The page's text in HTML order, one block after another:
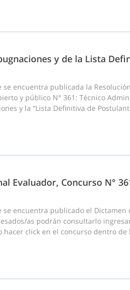
y de la Lista
encuentra publicada la
y público N° 361: Técnico
y la “Lista Definitiva de
Evaluador, Concurso N°
encuentra publicado el
as podrán consultarlo
hacer click en el concurso dentro